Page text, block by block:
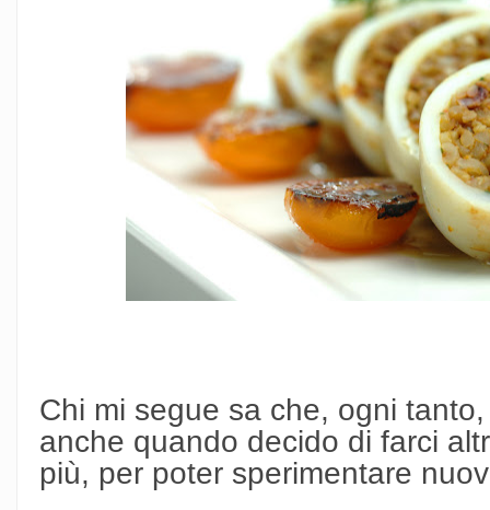
Chi mi segue sa che, ogni
anche quando decido di farci
più, per poter sperimentare